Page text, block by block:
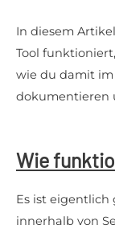
In diesem
Tool
wie du damit im
dokumentieren
Wie
Es ist eigentlich
innerhalb von